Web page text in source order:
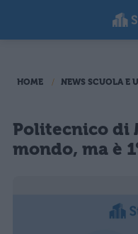
HOME NEWS SCUOLA E
Politecnico di
mondo, ma è